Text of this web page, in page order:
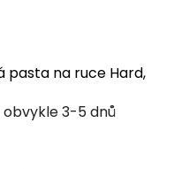
pasta na ruce Hard,
3-5 dnů